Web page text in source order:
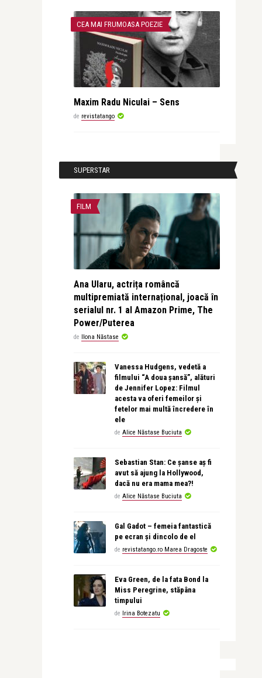
CEA MAI FRUMOASA POEZIE
Maxim Radu Niculai – Sens
de revistatango
SUPERSTAR
FILM
Ana Ularu, actrița româncă
multipremiată internațional, joacă în
serialul nr. 1 al Amazon Prime, The
Power/Puterea
de Ilona Năstase
Vanessa Hudgens, vedetă a
filmului “A doua șansă”, alături
de Jennifer Lopez: Filmul
acesta va oferi femeilor și
fetelor mai multă încredere în
ele
de Alice Năstase Buciuta
Sebastian Stan: Ce șanse aș fi
avut să ajung la Hollywood,
dacă nu era mama mea?!
de Alice Năstase Buciuta
Gal Gadot – femeia fantastică
pe ecran și dincolo de el
de revistatango.ro Marea Dragoste
Eva Green, de la fata Bond la
Miss Peregrine, stăpâna
timpului
de Irina Botezatu